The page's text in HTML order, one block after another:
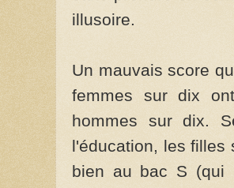
illusoire.
Un mauvais score
femmes sur dix
hommes sur dix.
l'éducation, les filles
bien au bac S (qui